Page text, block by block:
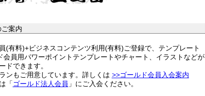
案内
(有料)+ビジネスコンテンツ利用(有料)ご登録で、テンプレート
会員用パワーポイントテンプレートやチャート、イラストなどが
ドできます。
ンもご用意しています。詳しくは >>ゴールド会員入会案内
「 ゴールド法人会員 」にご入会ください。